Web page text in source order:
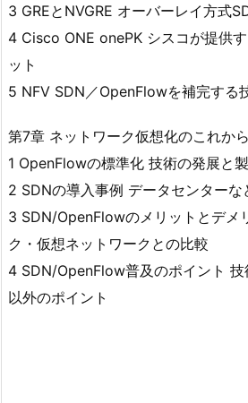
3 GREとNVGRE オーバーレイ方式
4 Cisco ONE onePK シスコが提供
ット
5 NFV SDN／OpenFlowを補完する
第7章 ネットワーク仮想化のこれから
1 OpenFlowの標準化 技術の発展と
2 SDNの導入事例 データセンター
3 SDN/OpenFlowのメリットとデメ
ク・仮想ネットワークとの比較
4 SDN/OpenFlow普及のポイント
以外のポイント